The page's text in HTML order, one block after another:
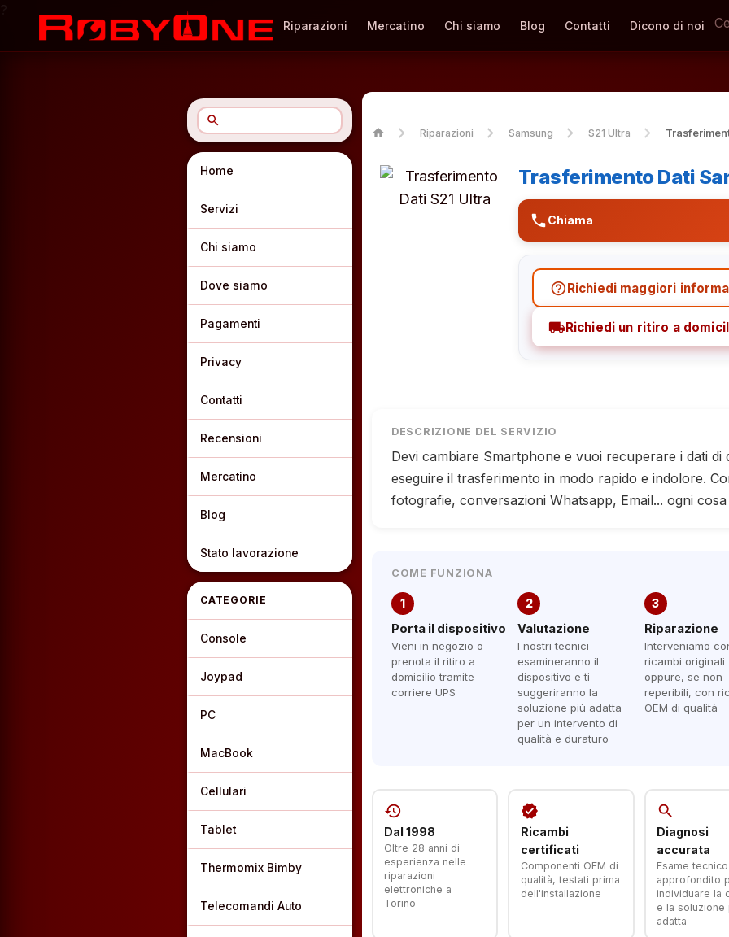
Riparazioni Mercatino Chi siamo Blog Contatti Dicono di noi
search
Home
Servizi
Chi siamo
Dove siamo
Pagamenti
Privacy
Contatti
Recensioni
Mercatino
Blog
Stato lavorazione
CATEGORIE
Console
Joypad
PC
MacBook
Cellulari
Tablet
Thermomix Bimby
Telecomandi Auto
home Riparazioni Samsung S21 Ultra
Trasferimento Dati
phoneChiama
help_outlineRichiedi maggiori
local_shippingRichiedi un ritiro a
DESCRIZIONE DEL SERVIZIO
Devi cambiare Smartphone e vuoi recuperare i dati di
eseguire il trasferimento in modo rapido e indolore.
fotografie, conversazioni Whatsapp, Email... ogni
COME FUNZIONA
1
Porta il dispositivo
Vieni in negozio o
prenota il ritiro a
domicilio tramite
corriere UPS
2
Valutazione
I nostri tecnici
esamineranno il
dispositivo e ti
suggeriranno la
soluzione più adatta
per un intervento di
qualità e duraturo
3
Riparazione
Interveniamo
ricambi originali
oppure, se non
reperibili, con
OEM di qualità
history
Dal 1998
Oltre 28 anni di
esperienza nelle
riparazioni
elettroniche a
Torino
verified
Ricambi
certificati
Componenti OEM di
qualità, testati prima
dell'installazione
search
Diagnosi
accurata
Esame tecnico
approfondito
individuare la
e la soluzione
adatta